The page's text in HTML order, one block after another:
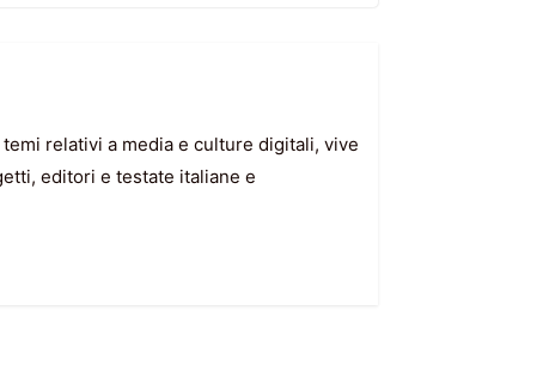
relativi a media e culture digitali, vive
editori e testate italiane e